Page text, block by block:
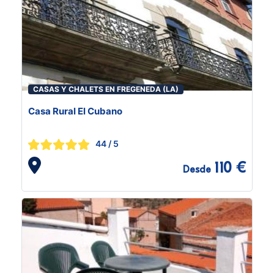
CASAS Y CHALETS EN FREGENEDA (LA)
Casa Rural El Cubano
44 / 5
Desde 110 €